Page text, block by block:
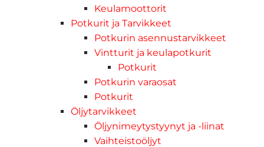
Keulamoottorit
Potkurit ja Tarvikkeet
Potkurin asennustarvikkeet
Vintturit ja keulapotkurit
Potkurit
Potkurin varaosat
Potkurit
Öljytarvikkeet
Öljynimeytystyynyt ja -liinat
Vaihteistoöljyt